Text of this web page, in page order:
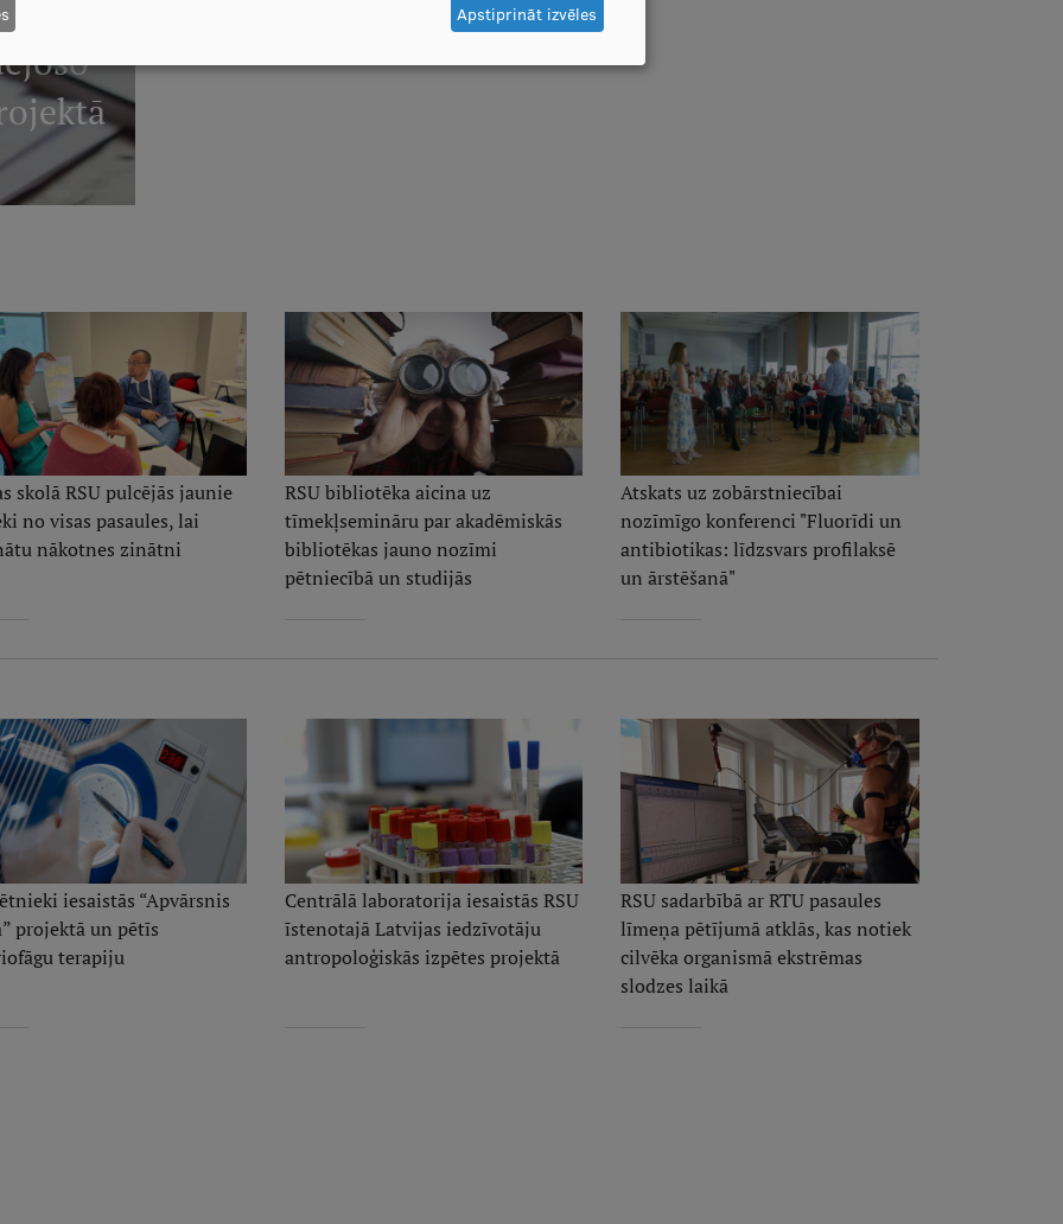
skolā RSU pulcējās jaunie
no visas pasaules, lai
nākotnes zinātni
RSU bibliotēka aicina uz
tīmekļsemināru par akadēmiskās
bibliotēkas jauno nozīmi
pētniecībā un studijās
Atskats uz zobārstniecībai
nozīmīgo konferenci "Fluorīdi un
antibiotikas: līdzsvars profilaksē
un ārstēšanā"
iesaistās “Apvārsnis
projektā un pētīs
terapiju
Centrālā laboratorija iesaistās RSU
īstenotajā Latvijas iedzīvotāju
antropoloģiskās izpētes projektā
RSU sadarbībā ar RTU pasaules
līmeņa pētījumā atklās, kas notiek
cilvēka organismā ekstrēmas
slodzes laikā
Apstiprināt izvēles